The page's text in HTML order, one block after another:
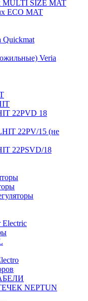
MULTI SIZE MAT
ECO MAT
Quickmat
Veria
22PVD 18
22PV/15 (не
22PSVD/18
Electric
NEPTUN